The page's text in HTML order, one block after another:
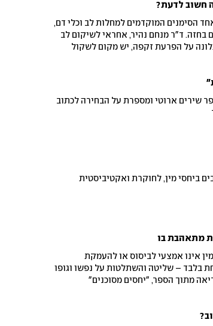
חשוב לדעת?
הסימנים המוקדמים למחלות לב וכלי דם,
בחזה. ד"ר מנחם נהיר, אחראי לשיקום לב
על הפרעת זקפה, יש מקום לשקול
שירים ארוטי ומספרת על הבחירה לכתוב
ביחסי מין, לחוקרת ואקטיביסטית
מתאהבת בו
אינו אמצעי לביסוס או להעמקת
בלבד – שליטה והשתלטות על נפשו וגופו
מתוך הספר, "יחסים מסוכנים"